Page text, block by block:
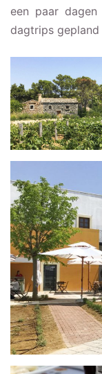
een paar
dagtrips gepland